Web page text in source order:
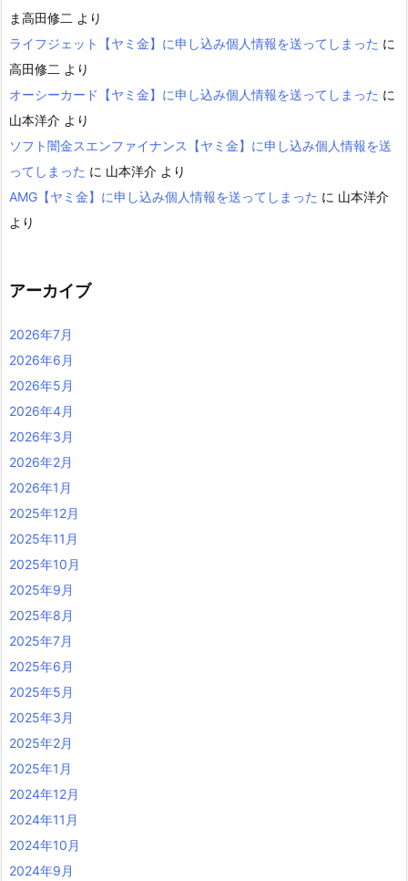
ま高田修二 より
ライフジェット【ヤミ金】に申し込み個人情報を送ってしまった に
高田修二 より
オーシーカード【ヤミ金】に申し込み個人情報を送ってしまった に
山本洋介 より
ソフト闇金スエンファイナンス【ヤミ金】に申し込み個人情報を送
ってしまった に 山本洋介 より
AMG【ヤミ金】に申し込み個人情報を送ってしまった に 山本洋介
より
アーカイブ
2026年7月
2026年6月
2026年5月
2026年4月
2026年3月
2026年2月
2026年1月
2025年12月
2025年11月
2025年10月
2025年9月
2025年8月
2025年7月
2025年6月
2025年5月
2025年3月
2025年2月
2025年1月
2024年12月
2024年11月
2024年10月
2024年9月